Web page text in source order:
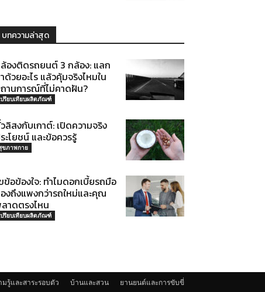
บทความล่าสุด
องติดรถยนต์ 3 กล้อง: แลก
ด้วยอะไร แล้วคุ้มจริงไหมใน
านการณ์ที่ไม่คาดฝัน?
ปรียบเทียบผลิตภัณฑ์
ลิสงกับเกาต์: เปิดความจริง
ะโยชน์ และข้อควรรู้
ขภาพกาย
ข้อข้องใจ: ทำไมดอกเบี้ยรถมือ
งถึงแพงกว่ารถใหม่และคุณ
าดตรงไหน
ปรียบเทียบผลิตภัณฑ์
มรู้และสาระรอบตัว บ้านและสวน ยานยนต์และการขับขี่